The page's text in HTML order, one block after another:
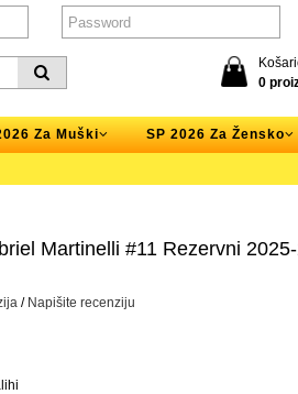
0
Za Muški SP 2026 Za Žensko
Martinelli #11 Rezervni
/ Napišite recenziju